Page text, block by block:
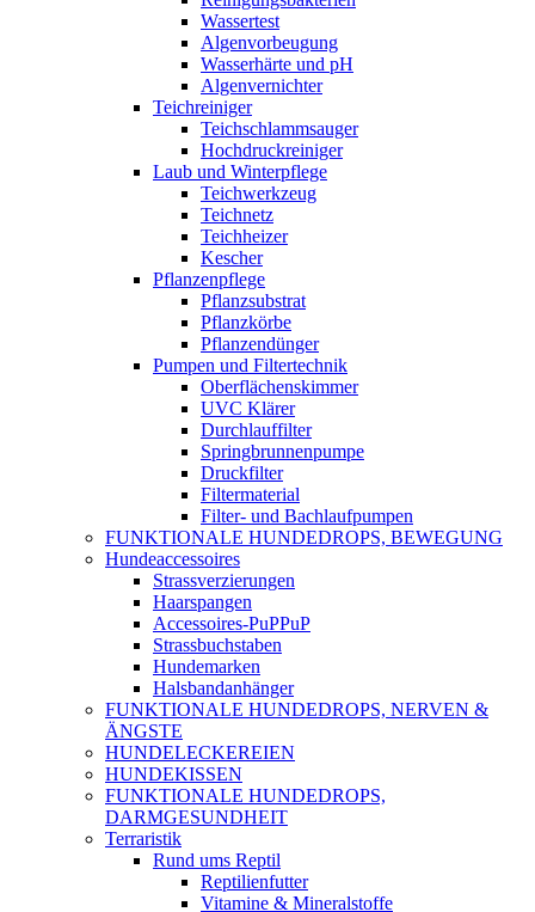
Wassertest
Algenvorbeugung
Wasserhärte und pH
Algenvernichter
Teichreiniger
Teichschlammsauger
Hochdruckreiniger
Laub und Winterpflege
Teichwerkzeug
Teichnetz
Teichheizer
Kescher
Pflanzenpflege
Pflanzsubstrat
Pflanzkörbe
Pflanzendünger
Pumpen und Filtertechnik
Oberflächenskimmer
UVC Klärer
Durchlauffilter
Springbrunnenpumpe
Druckfilter
Filtermaterial
Filter- und Bachlaufpumpen
FUNKTIONALE HUNDEDROPS, BEWEGUNG
Hundeaccessoires
Strassverzierungen
Haarspangen
Accessoires-PuPPuP
Strassbuchstaben
Hundemarken
Halsbandanhänger
FUNKTIONALE HUNDEDROPS, NERVEN &
ÄNGSTE
HUNDELECKEREIEN
HUNDEKISSEN
FUNKTIONALE HUNDEDROPS,
DARMGESUNDHEIT
Terraristik
Rund ums Reptil
Reptilienfutter
Vitamine & Mineralstoffe